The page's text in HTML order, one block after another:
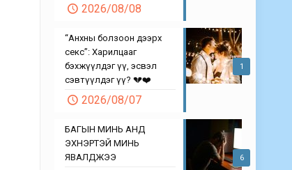
2026/08/08
1
“Анхны болзоон дээрх
секс”: Харилцааг
бэхжүүлдэг үү, эсвэл
сэвтүүлдэг үү? 💔❤️
2026/08/07
6
БАГЫН МИНЬ АНД
ЭХНЭРТЭЙ МИНЬ
ЯВАЛДЖЭЭ